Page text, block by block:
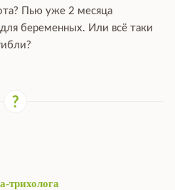
Пью уже 2 месяца
беременных. Или всё таки
трихолога